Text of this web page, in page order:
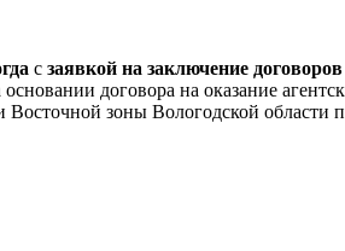
с заявкой на заключение
договора на оказание
зоны Вологодской области